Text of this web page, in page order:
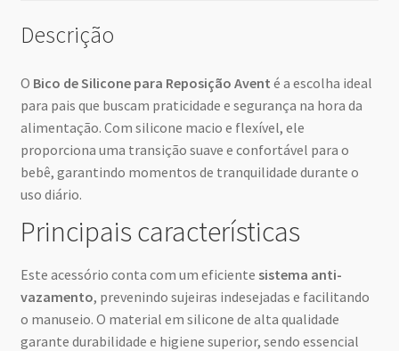
Descrição
O Bico de Silicone para Reposição Avent é a escolha ideal
para pais que buscam praticidade e segurança na hora da
alimentação. Com silicone macio e flexível, ele
proporciona uma transição suave e confortável para o
bebê, garantindo momentos de tranquilidade durante o
uso diário.
Principais características
Este acessório conta com um eficiente sistema anti-
vazamento, prevenindo sujeiras indesejadas e facilitando
o manuseio. O material em silicone de alta qualidade
garante durabilidade e higiene superior, sendo essencial